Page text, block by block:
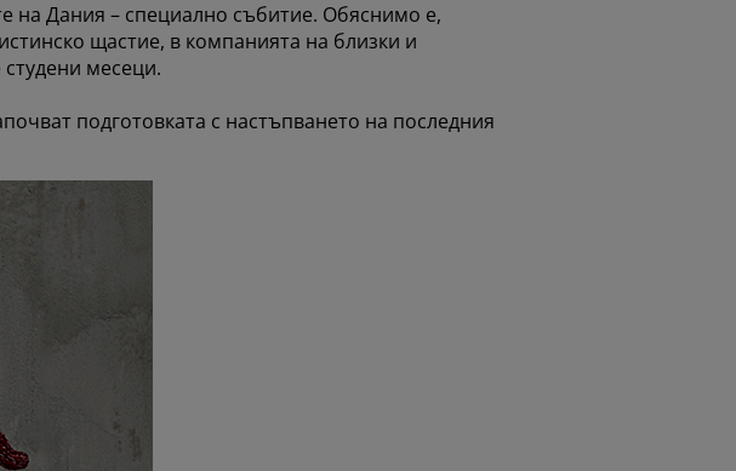
на Дания – специално събитие. Обяснимо е,
щастие, в компанията на близки и
месеци.
подготовката с настъпването на последния